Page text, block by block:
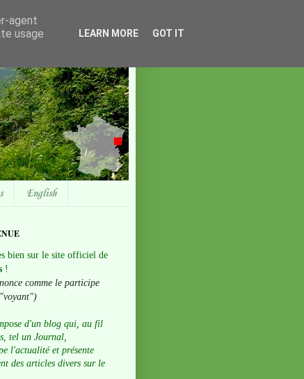
English
bien sur le site officiel de
!
comme le participe
d'un blog qui, au fil
tel un Journal,
l'actualité et présente
des articles divers sur le
agent
usage
LEARN MORE GOT IT